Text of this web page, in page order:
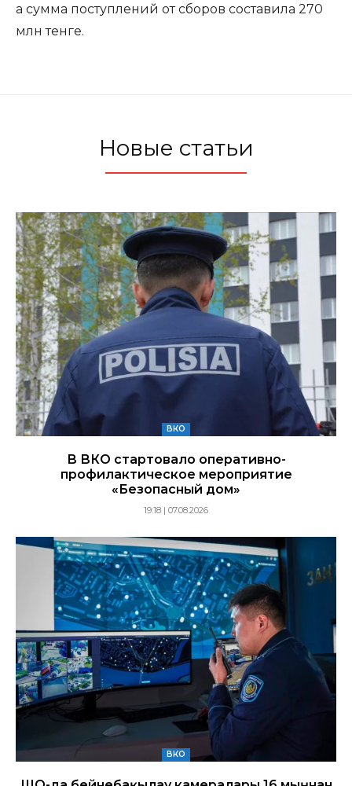
а сумма поступлений от сборов составила 270
млн тенге.
Новые статьи
ВКО
В ВКО стартовало оперативно-
профилактическое мероприятие
«Безопасный дом»
19:18 | 07.08.2026
ВКО